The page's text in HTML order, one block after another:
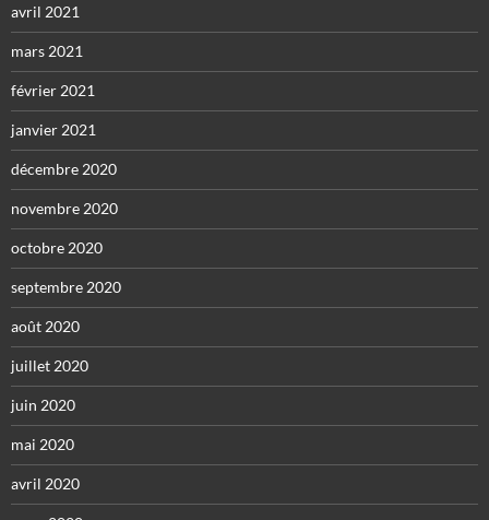
avril 2021
mars 2021
février 2021
janvier 2021
décembre 2020
novembre 2020
octobre 2020
septembre 2020
août 2020
juillet 2020
juin 2020
mai 2020
avril 2020